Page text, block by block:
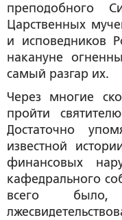
преподобного
Царственных
и исповедников
накануне
самый разгар их.
Через многие
пройти
Достаточно
известной
финансовых
кафедрального
всего